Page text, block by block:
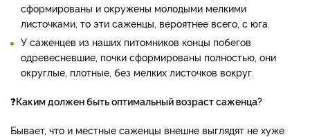
сформированы и окружены молодыми мелкими
листочками, то эти саженцы, вероятнее всего, с юга.
У саженцев из наших питомников концы побегов
одревесневшие, почки сформированы полностью, они
округлые, плотные, без мелких листочков вокруг.
❓Каким должен быть оптимальный возраст саженца?
Бывает, что и местные саженцы внешне выглядят не хуже